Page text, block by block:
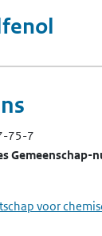
75-7
Gemeenschap-
voor
in een nieuw